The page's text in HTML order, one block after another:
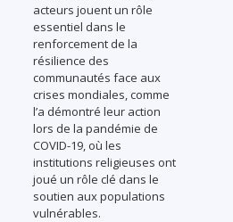
acteurs jouent un rôle
essentiel dans le
renforcement de la
résilience des
communautés face aux
crises mondiales, comme
l’a démontré leur action
lors de la pandémie de
COVID-19, où les
institutions religieuses ont
joué un rôle clé dans le
soutien aux populations
vulnérables.